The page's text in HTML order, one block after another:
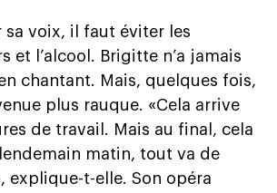
sa voix, il faut éviter les
et l’alcool. Brigitte n’a jamais
chantant. Mais, quelques fois,
plus rauque. «Cela arrive
de travail. Mais au final, cela
lendemain matin, tout va de
explique-t-elle. Son opéra